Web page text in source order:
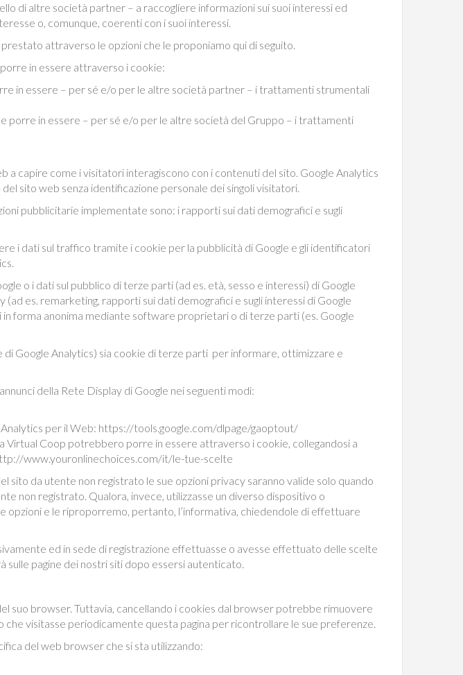
di altre società partner – a raccogliere informazioni sui suoi interessi ed
o, comunque, coerenti con i suoi interessi.
attraverso le opzioni che le proponiamo qui di seguito.
in essere attraverso i cookie:
in essere – per sé e/o per le altre società partner – i trattamenti strumentali
porre in essere – per sé e/o per le altre società del Gruppo – i trattamenti
a capire come i visitatori interagiscono con i contenuti del sito. Google Analytics
sito web senza identificazione personale dei singoli visitatori.
pubblicitarie implementate sono: i rapporti sui dati demografici e sugli
i dati sul traffico tramite i cookie per la pubblicità di Google e gli identificatori
o i dati sul pubblico di terze parti (ad es. età, sesso e interessi) di Google
es. remarketing, rapporti sui dati demografici e sugli interessi di Google
forma anonima mediante software proprietari o di terze parti (es. Google
Google Analytics) sia cookie di terze parti per informare, ottimizzare e
della Rete Display di Google nei seguenti modi:
per il Web: https://tools.google.com/dlpage/gaoptout/
Coop potrebbero porre in essere attraverso i cookie, collegandosi a
www.youronlinechoices.com/it/le-tue-scelte
sito da utente non registrato le sue opzioni privacy saranno valide solo quando
non registrato. Qualora, invece, utilizzasse un diverso dispositivo o
e le riproporremo, pertanto, l’informativa, chiedendole di effettuare
ed in sede di registrazione effettuasse o avesse effettuato delle scelte
sulle pagine dei nostri siti dopo essersi autenticato.
suo browser. Tuttavia, cancellando i cookies dal browser potrebbe rimuovere
visitasse periodicamente questa pagina per ricontrollare le sue preferenze.
del web browser che si sta utilizzando: